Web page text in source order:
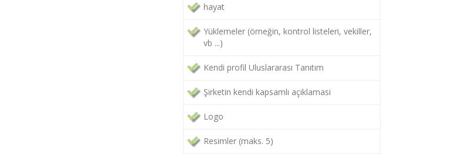
hayat
Yüklemeler (örneğin, kontrol listeleri, vekiller,
vb ...)
Kendi profil Uluslararası Tanıtım
Şirketin kendi kapsamlı açıklamasi
Logo
Resimler (maks. 5)